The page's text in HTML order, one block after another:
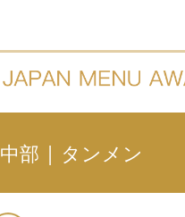
中部 | タンメン